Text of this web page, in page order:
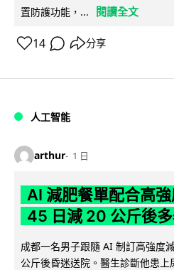
置防護功能，...
閱讀全文
14 分享
人工智能
arthur 1 日
AI 減肥餐單配合高
45 日減 20 公斤後
成都一名男子跟隨 AI 制訂高強度
公斤後昏迷送院。醫生診斷他患